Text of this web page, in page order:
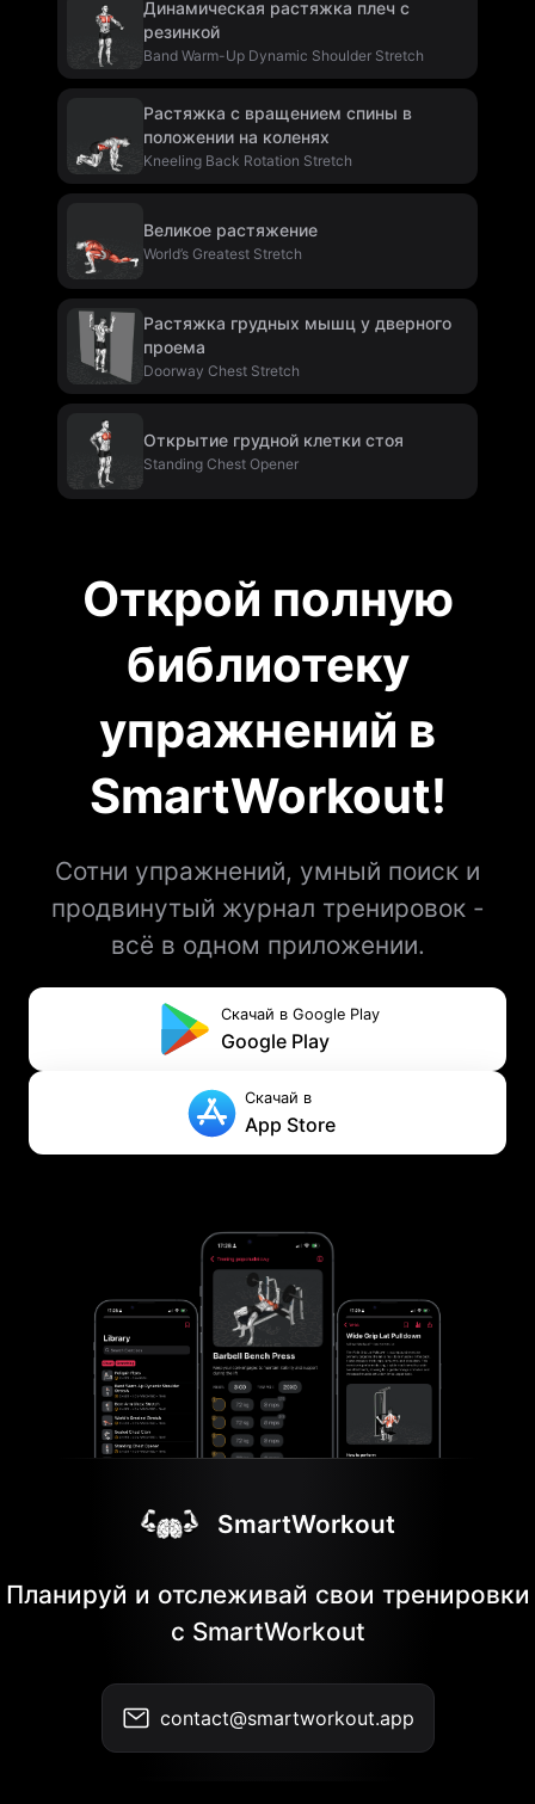
Динамическая растяжка плеч с
резинкой
Band Warm-Up Dynamic Shoulder Stretch
Растяжка с вращением спины в
положении на коленях
Kneeling Back Rotation Stretch
Великое растяжение
World’s Greatest Stretch
Растяжка грудных мышц у дверного
проема
Doorway Chest Stretch
Открытие грудной клетки стоя
Standing Chest Opener
Открой полную
библиотеку
упражнений в
SmartWorkout!
Сотни упражнений, умный поиск и
продвинутый журнал тренировок -
всё в одном приложении.
Скачай в Google Play
Google Play
Скачай в
App Store
SmartWorkout
Планируй и отслеживай свои тренировки
с SmartWorkout
contact@smartworkout.app